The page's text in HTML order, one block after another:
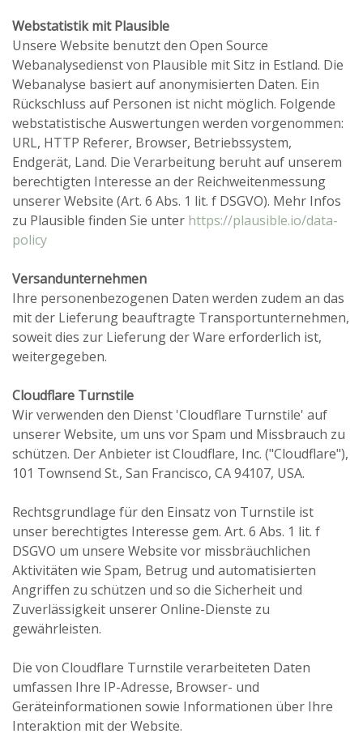
Webstatistik mit Plausible
Unsere Website benutzt den Open Source
Webanalysedienst von Plausible mit Sitz in Estland. Die
Webanalyse basiert auf anonymisierten Daten. Ein
Rückschluss auf Personen ist nicht möglich. Folgende
webstatistische Auswertungen werden vorgenommen:
URL, HTTP Referer, Browser, Betriebssystem,
Endgerät, Land. Die Verarbeitung beruht auf unserem
berechtigten Interesse an der Reichweitenmessung
unserer Website (Art. 6 Abs. 1 lit. f DSGVO). Mehr Infos
zu Plausible finden Sie unter https://plausible.io/data-
policy
Versandunternehmen
Ihre personenbezogenen Daten werden zudem an das
mit der Lieferung beauftragte Transportunternehmen,
soweit dies zur Lieferung der Ware erforderlich ist,
weitergegeben.
Cloudflare Turnstile
Wir verwenden den Dienst 'Cloudflare Turnstile' auf
unserer Website, um uns vor Spam und Missbrauch zu
schützen. Der Anbieter ist Cloudflare, Inc. ("Cloudflare"),
101 Townsend St., San Francisco, CA 94107, USA.
Rechtsgrundlage für den Einsatz von Turnstile ist
unser berechtigtes Interesse gem. Art. 6 Abs. 1 lit. f
DSGVO um unsere Website vor missbräuchlichen
Aktivitäten wie Spam, Betrug und automatisierten
Angriffen zu schützen und so die Sicherheit und
Zuverlässigkeit unserer Online-Dienste zu
gewährleisten.
Die von Cloudflare Turnstile verarbeiteten Daten
umfassen Ihre IP-Adresse, Browser- und
Geräteinformationen sowie Informationen über Ihre
Interaktion mit der Website.